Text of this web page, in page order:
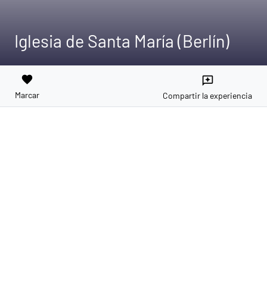
Iglesia de Santa María (Berlín)
favorite
Marcar
reviews
Compartir la experiencia